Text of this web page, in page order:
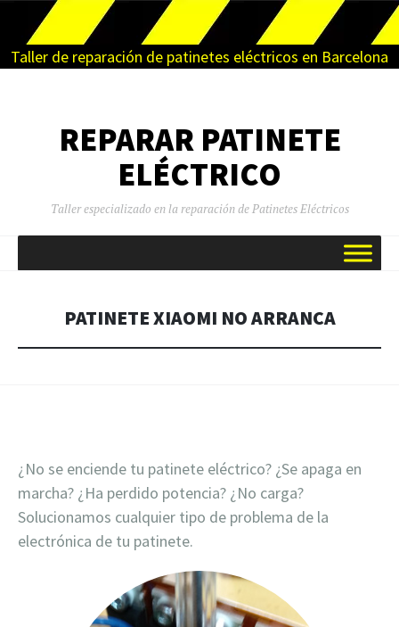
Taller de reparación de patinetes eléctricos en Barcelona
REPARAR PATINETE
ELÉCTRICO
Taller especializado en la reparación de Patinetes Eléctricos
CONTENIDO
PATINETE XIAOMI NO ARRANCA
¿No se enciende tu patinete eléctrico? ¿Se apaga en
marcha? ¿Ha perdido potencia? ¿No carga?
Solucionamos cualquier tipo de problema de la
electrónica de tu patinete.